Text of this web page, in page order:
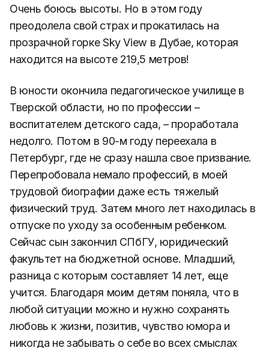
Очень боюсь высоты. Но в этом году
преодолела свой страх и прокатилась на
прозрачной горке Sky View в Дубае, которая
находится на высоте 219,5 метров!
В юности окончила педагогическое училище в
Тверской области, но по профессии –
воспитателем детского сада, – проработала
недолго. Потом в 90-м году переехала в
Петербург, где не сразу нашла свое призвание.
Перепробовала немало профессий, в моей
трудовой биографии даже есть тяжелый
физический труд. Затем много лет находилась в
отпуске по уходу за особенным ребенком.
Сейчас сын закончил СПбГУ, юридический
факультет на бюджетной основе. Младший,
разница с которым составляет 14 лет, еще
учится. Благодаря моим детям поняла, что в
любой ситуации можно и нужно сохранять
любовь к жизни, позитив, чувство юмора и
никогда не забывать о себе во всех смыслах